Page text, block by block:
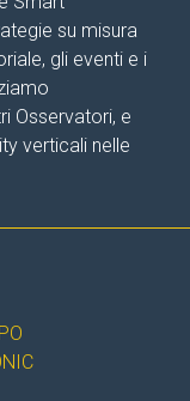
su misura
gli eventi e i
Osservatori, e
verticali nelle